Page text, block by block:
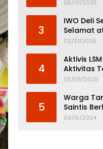
05/10/2025
3
IWO Deli
Selamat
Bupati
02/21/2025
4
Aktivis
Aktivitas
SPBU
05/05/2025
5
Warga
Saintis
Serdang
09/15/2024